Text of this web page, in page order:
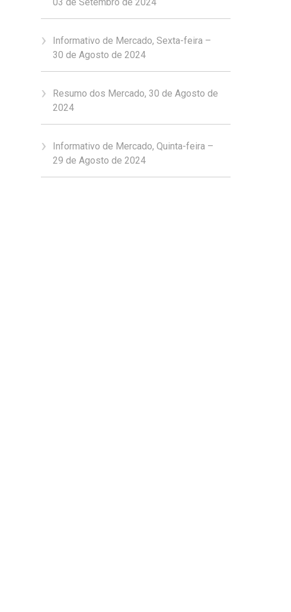
Informativo de Mercado, Sexta-feira –
30 de Agosto de 2024
Resumo dos Mercado, 30 de Agosto de
2024
Informativo de Mercado, Quinta-feira –
29 de Agosto de 2024